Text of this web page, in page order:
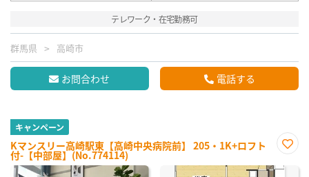
テレワーク・在宅勤務可
群馬県 高崎市
お問合わせ 電話する
キャンペーン
Kマンスリー高崎駅東【高崎中央病院前】 205・1K+ロフト
付-【中部屋】(No.774114)
に入